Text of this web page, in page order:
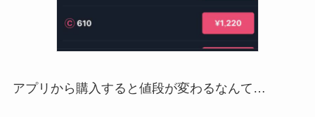
アプリから購入すると値段が変わるなんて…